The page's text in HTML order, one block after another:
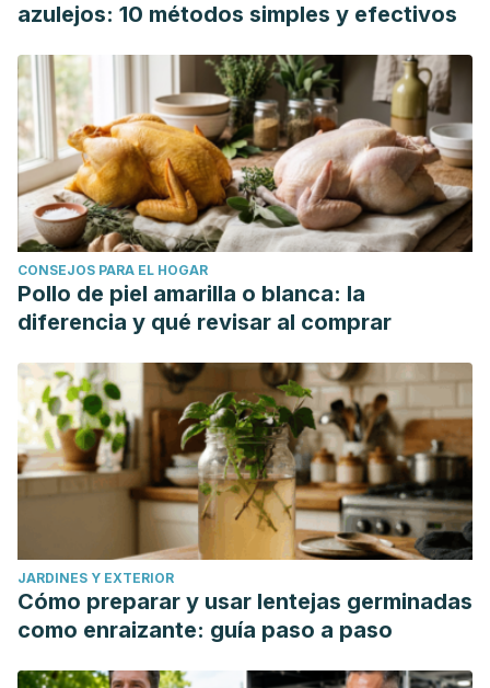
azulejos: 10 métodos simples y efectivos
CONSEJOS PARA EL HOGAR
Pollo de piel amarilla o blanca: la
diferencia y qué revisar al comprar
JARDINES Y EXTERIOR
Cómo preparar y usar lentejas germinadas
como enraizante: guía paso a paso